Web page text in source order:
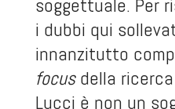
soggettuale. Per
i dubbi qui
innanzitutto
focusdella
Lucci è non un